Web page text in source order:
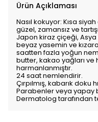
Ürün Açıklaması
Nasıl kokuyor: Kısa
güzel, zamansız ve
Japon kiraz çiçeği,
beyaz yasemin ve
saatten fazla yoğun
butter, kakao yağları ve
harmanlanmıştır.
24 saat nemlendirir.
Çırpılmış, kabarık doku
Parabenler veya yapay
Dermatolog tarafından